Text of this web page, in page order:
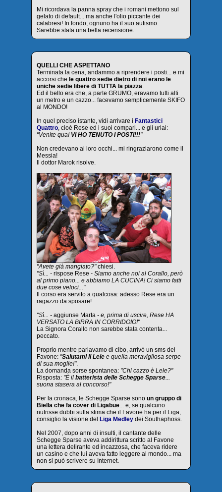
Mi ricordava la panna spray che i romani mettono sul
gelato di default... ma anche l'olio piccante dei
calabresi! In fondo, ognuno ha il suo autismo.
Sarebbe stata una bella recensione.
QUELLI CHE ASPETTANO
Terminata la cena, andammo a riprendere i posti... e mi
accorsi che le quattro sedie dietro di noi erano le
uniche sedie libere di TUTTA la piazza.
Ed il bello era che, a parte GRUMO, eravamo tutti alti
un metro e un cazzo... facevamo semplicemente SKIFO
al MONDO!
In quel preciso istante, vidi arrivare i Fantastici
Quattro, cioè Rese ed i suoi compari... e gli urlai:
"Venite qua! VI HO TENUTO I POSTI!!!"
Non credevano ai loro occhi... mi ringraziarono come il
Messia!
Il dottor Marok risolve.
"Avete già mangiato?"chiesi.
"Sì... - rispose Rese - Siamo anche noi al Corallo, però
al primo piano... e abbiamo LA CUCINA! Ci siamo fatti
due cose veloci..."
Il corso era servito a qualcosa: adesso Rese era un
ragazzo da sposare!
"Sì... - aggiunse Marta - e, prima di uscire, Rese HA
VERSATO LA BIRRA IN CORRIDOIO!"
La Signora Corallo non sarebbe stata contenta...
peccato.
Proprio mentre parlavamo di cibo, arrivò un sms del
Favone: "Salutami il Lele e quella meravigliosa serpe
di sua moglie!".
La domanda sorse spontanea: "Chi cazzo è Lele?"
Risposta: "È il batterista delle Schegge Sparse...
suona stasera al concorso!"
Per la cronaca, le Schegge Sparse sono un gruppo di
Biella che fa cover di Ligabue... e, se qualcuno
nutrisse dubbi sulla stima che il Favone ha per il Liga,
consiglio la visione del
Liga Medley dei Southaphoss.
Nel 2007, dopo anni di insulti, il cantante delle
Schegge Sparse aveva addirittura scritto al Favone
una lettera delirante ed incazzosa, che faceva ridere
un casino e che lui aveva fatto leggere al mondo... ma
non si può scrivere su Internet.